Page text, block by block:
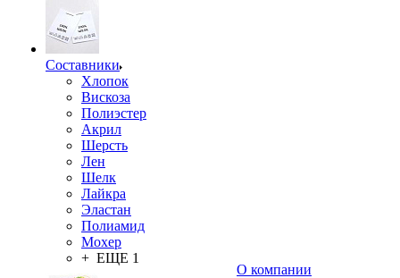
Составники
Хлопок
Вискоза
Полиэстер
Акрил
Шерсть
Лен
Шелк
Лайкра
Эластан
Полиамид
Мохер
+ ЕЩЕ 1
О компании